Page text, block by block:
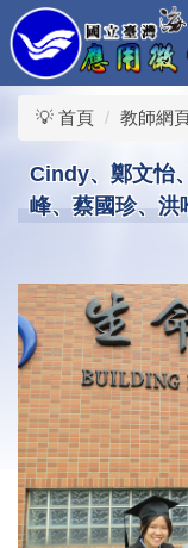
跳
到
主
要
💡 首頁 教師網
Cindy、鄭文怡
峰、蔡國珍、洪